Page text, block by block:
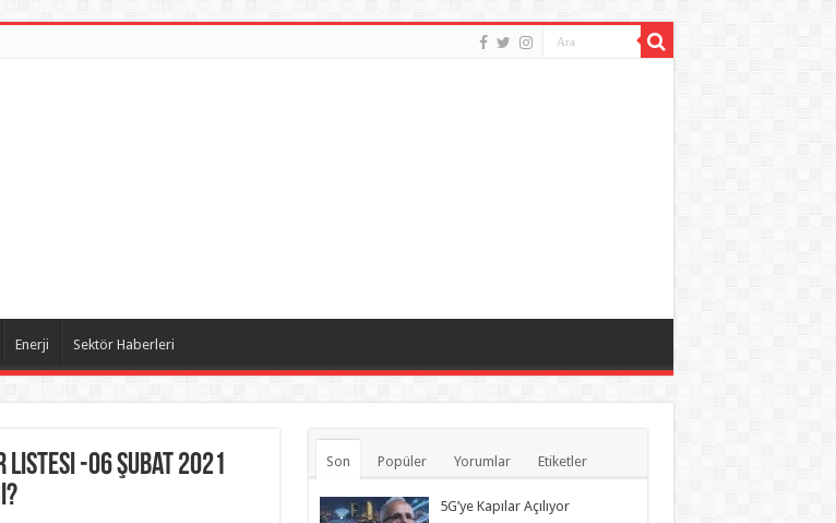
Enerji Sektör Haberleri
Listesi -06 Şubat 2021
Son Popüler Yorumlar Etiketler
5G’ye Kapılar Açılıyor